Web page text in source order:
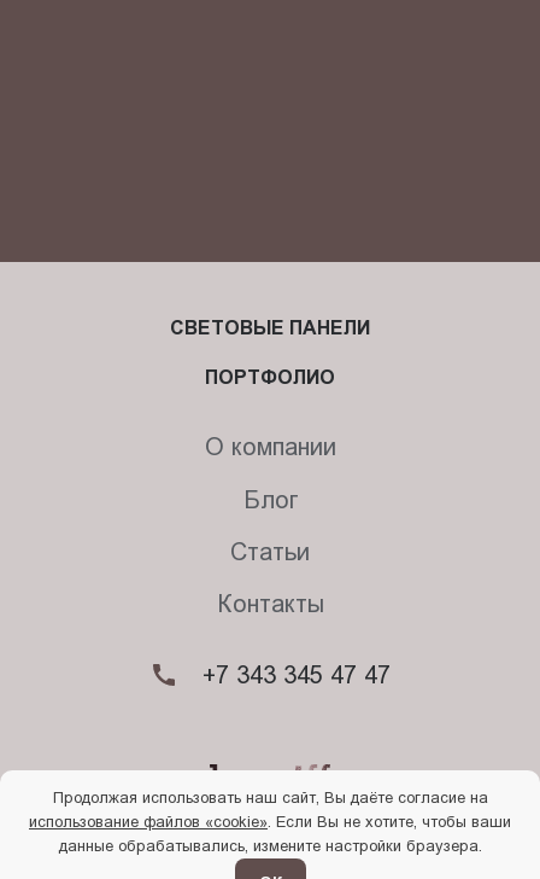
© 2026. Begriff
Политика конфиденциальности
СВЕТОВЫЕ ПАНЕЛИ
ПОРТФОЛИО
О компании
Блог
Статьи
Контакты
+7 343 345 47 47
Продолжая использовать наш сайт, Вы даёте согласие на
использование файлов «cookie» . Если Вы не хотите, чтобы ваши
данные обрабатывались, измените настройки браузера.